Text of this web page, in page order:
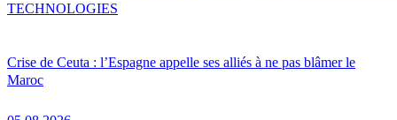
Crise de Ceuta : l’Espagne appelle ses alliés à ne pas blâmer le
Maroc
TECHNOLOGIES